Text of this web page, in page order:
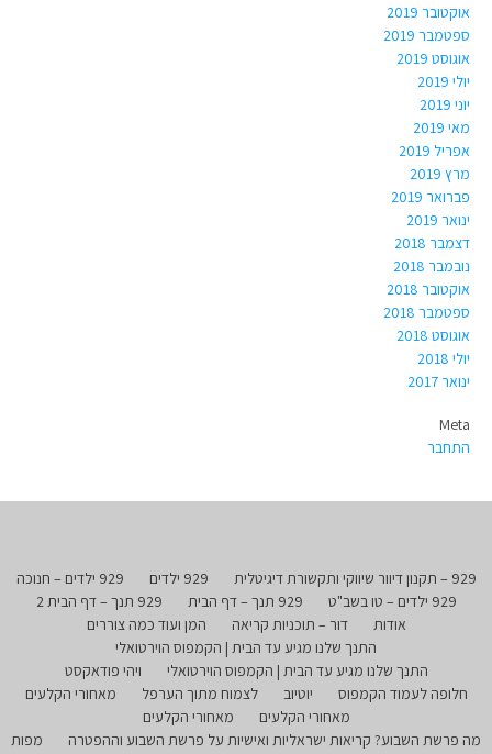
אוקטובר 2019
ספטמבר 2019
אוגוסט 2019
יולי 2019
יוני 2019
מאי 2019
אפריל 2019
מרץ 2019
פברואר 2019
ינואר 2019
דצמבר 2018
נובמבר 2018
אוקטובר 2018
ספטמבר 2018
אוגוסט 2018
יולי 2018
ינואר 2017
Meta
התחבר
929 – תקנון דיוור שיווקי ותקשורת דיגיטלית 929 ילדים
929 ילדים – חנוכה
929 ילדים – טו בשב"ט
929 תנך – דף הבית
929 תנך – דף הבית 2
אודות
דור – תוכניות קריאה
המן ועוד כמה צוררים
התנך שלנו מגיע עד הבית | הקמפוס הוירטואלי
התנך שלנו מגיע עד הבית | הקמפוס הוירטואלי
ויהי פודאקסט
חלופה לעמוד הקמפוס
יוטיוב לצמוח מתוך הערפל
מאחורי הקלעים
מאחורי הקלעים
מאחורי הקלעים
מה פרשת השבוע? קריאות ישראליות ואישיות על פרשת השבוע וההפטרה
מפות